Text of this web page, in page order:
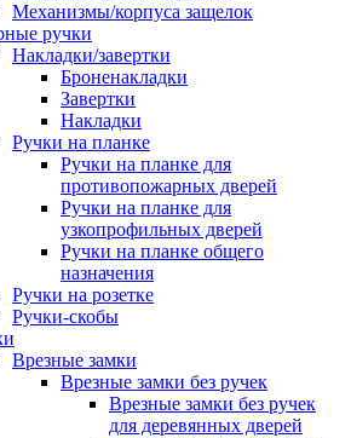
Механизмы/корпуса защелок
ручки
Накладки/завертки
Броненакладки
Завертки
Накладки
Ручки на планке
Ручки на планке для
противопожарных дверей
Ручки на планке для
узкопрофильных дверей
Ручки на планке общего
назначения
Ручки на розетке
Ручки-скобы
Врезные замки
Врезные замки без ручек
Врезные замки без ручек
для деревянных дверей